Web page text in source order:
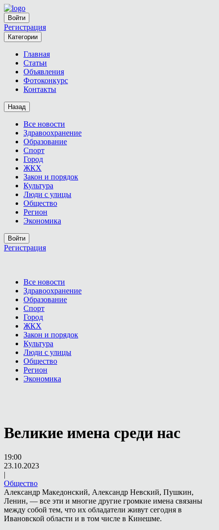
Войти
Регистрация
Категории
Главная
Статьи
Объявления
Фотоконкурс
Контакты
Назад
Все новости
Здравоохранение
Образование
Спорт
Город
ЖКХ
Закон и порядок
Культура
Люди с улицы
Общество
Регион
Экономика
Войти
Регистрация
Все новости
Здравоохранение
Образование
Спорт
Город
ЖКХ
Закон и порядок
Культура
Люди с улицы
Общество
Регион
Экономика
Великие имена среди нас
19:00
23.10.2023
|
Общество
Александр Македонский, Александр Невский, Пушкин,
Ленин, — все эти и многие другие громкие имена связаны
между собой тем, что их обладатели живут сегодня в
Ивановской области и в том числе в Кинешме.